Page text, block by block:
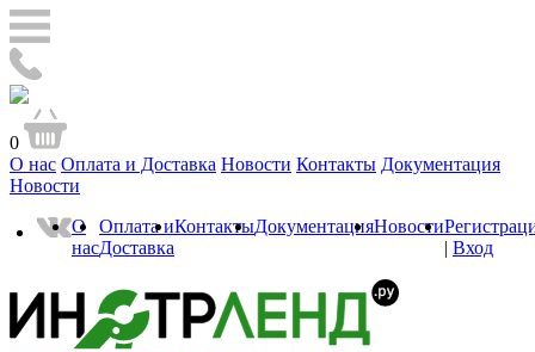
0
О нас Оплата и Доставка Новости Контакты Документация
Новости
О
нас
Оплата и
Доставка
КонтактыДокументацияНовости
| Вход